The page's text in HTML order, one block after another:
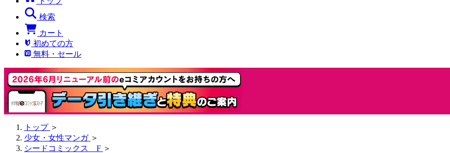
検索
カート
初めての方
無料・セール
トップ ＞
少女・女性マンガ ＞
シードコミックス F ＞